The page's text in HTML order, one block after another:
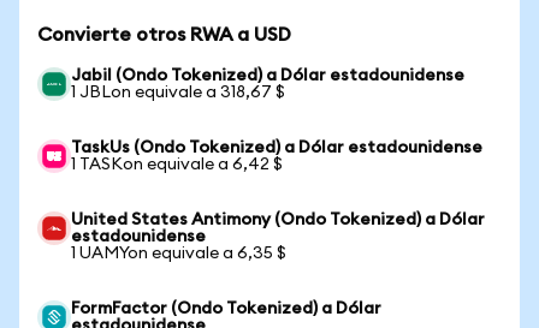
Convierte otros RWA a USD
Jabil (Ondo Tokenized) a Dólar estadounidense
1 JBLon equivale a 318,67 $
TaskUs (Ondo Tokenized) a Dólar estadounidense
1 TASKon equivale a 6,42 $
United States Antimony (Ondo Tokenized) a Dólar
estadounidense
1 UAMYon equivale a 6,35 $
FormFactor (Ondo Tokenized) a Dólar